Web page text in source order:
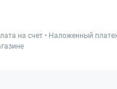
на счет • Наложенный